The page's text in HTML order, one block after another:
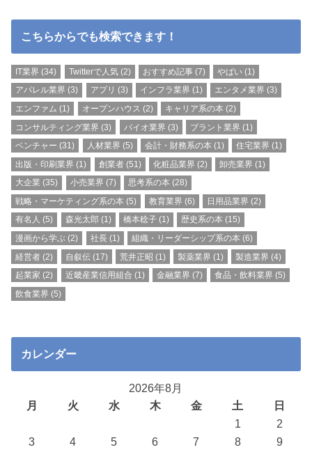
こちらからでも検索できます！
IT業界 (34) Twitterで人気(2) おすすめ記事(7) やばい (1)
アパレル業界 (3) アプリ (3) インフラ業界 (1) エンタメ業界 (3)
エンファム (1) オープンハウス (2) キャリア系の本 (2)
コンサルティング業界 (3) バイオ業界 (3) プラント業界 (1)
ベンチャー (31) 人材業界 (5) 会計・財務系の本 (1) 住宅業界 (1)
出版・印刷業界 (1) 創業者(51) 化粧品業界 (2) 卸売業界 (1)
大企業 (35) 小売業界 (7) 思考系の本 (28)
戦略・マーケティング系の本 (5) 教育業界 (6) 日用品業界 (2)
有名人 (5) 森光太郎 (1) 橋本稔子(1) 歴史系の本 (15)
漫画から学ぶ (2) 社長(1) 組織・リーダーシップ系の本 (6)
経営者 (2) 自叙伝(17) 荒井正昭 (1) 製薬業界 (1) 製造業界 (4)
起業家 (2) 近畿産業信用組合 (1) 金融業界 (7) 食品・飲料業界 (5)
飲食業界 (5)
カレンダー
2026年8月
月
火 水 木 金 土
日
1
2
3
4 5 6 7 8
9